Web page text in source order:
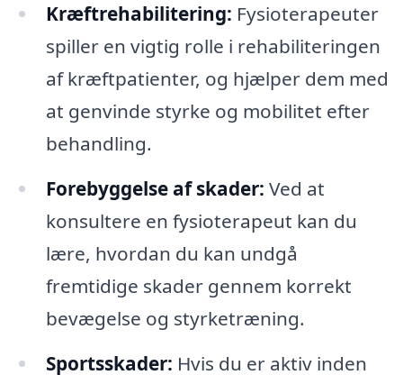
Kræftrehabilitering: Fysioterapeuter
spiller en vigtig rolle i rehabiliteringen
af ​​kræftpatienter, og hjælper dem med
at genvinde styrke og mobilitet efter
behandling.
Forebyggelse af skader: Ved at
konsultere en fysioterapeut kan du
lære, hvordan du kan undgå
fremtidige skader gennem korrekt
bevægelse og styrketræning.
Sportsskader: Hvis du er aktiv inden